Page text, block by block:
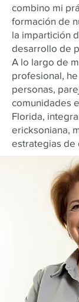
combino mi
formación de
la impartición
desarrollo de
A lo largo de
profesional,
personas,
comunidades
Florida,
ericksoniana,
estrategias de